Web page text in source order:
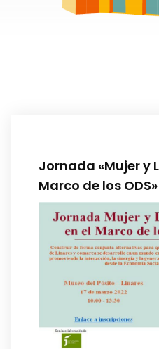
Jornada «Mujer y
Marco de los ODS»